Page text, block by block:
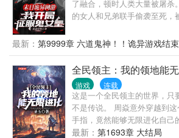
了融合，顿时人类大量被屠杀
的女人和兄弟联手偷袭至死，
前。 林浩然囤物资，抢占机
女皇，开始造鬼怪模式。 “什
鬼怪！？” 林浩然：不好意思
了，我已经几千个鬼子嗣了，
“什么…S级资质的鬼怪太稀少
子嗣最低也是S级。 “这小日
正，我们打不赢。” 林浩然：
剑，了解一下。
最新： 第9999章 六道鬼神！！诡异游戏结
完结）
全民领主：我的领地能
游戏 连载
这是一个全民领主的世界，只
不是传说。 周焱意外穿越到
手指，竟然能够无限进化自己
开局就召唤会剑术的RRR级品
最新： 第1693章 大结局